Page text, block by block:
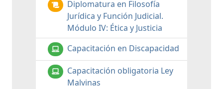
Diplomatura en Filosofía
Jurídica y Función Judicial.
Módulo IV: Ética y Justicia
Capacitación en Discapacidad
Capacitación obligatoria Ley
Malvinas